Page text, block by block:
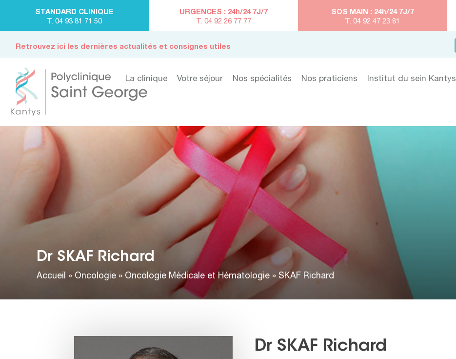
STANDARD CLINIQUE
T. 04 93 81 71 50
URGENCES : 24h/24 7J/7
T. 04 92 26 77 77
SOS MAIN : 24h/24 7J/7
T. 04 92 47 23 81
Retrouvez ici les dernières actualités et consignes utiles
La clinique Votre séjour Nos spécialités Nos praticiens Institut du sein Kantys
Dr SKAF Richard
Accueil » Oncologie » Oncologie Médicale et Hématologie » SKAF Richard
Dr SKAF Richard